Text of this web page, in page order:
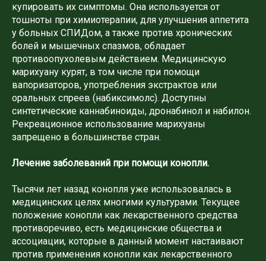
купировать их симптомы. Она используется от
тошноты при химиотерапии, для улучшения аппетита
у больных СПИДом, а также против хронических
болей и мышечных спазмов, обладает
противоопухолевым действием. Медицинскую
марихуану курят, в том числе при помощи
вапоризаторов, употребления экстрактов или
оральных спреев (набиксимолс). Доступны
синтетические каннабиноиды, дронабинол и набилон.
Рекреационное использование марихуаны
запрещено в большинстве стран.
Лечение заболеваний при помощи конопли.
Тысячи лет назад конопля уже использовалась в
медицинских целях многими культурами. Текущее
положение конопли как лекарственного средства
противоречиво, есть медицинские общества и
ассоциации, которые в данный момент настаивают
против применения конопли как лекарственного